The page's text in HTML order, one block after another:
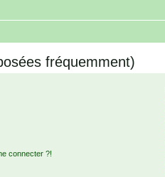
fréquemment)
connecter ?!